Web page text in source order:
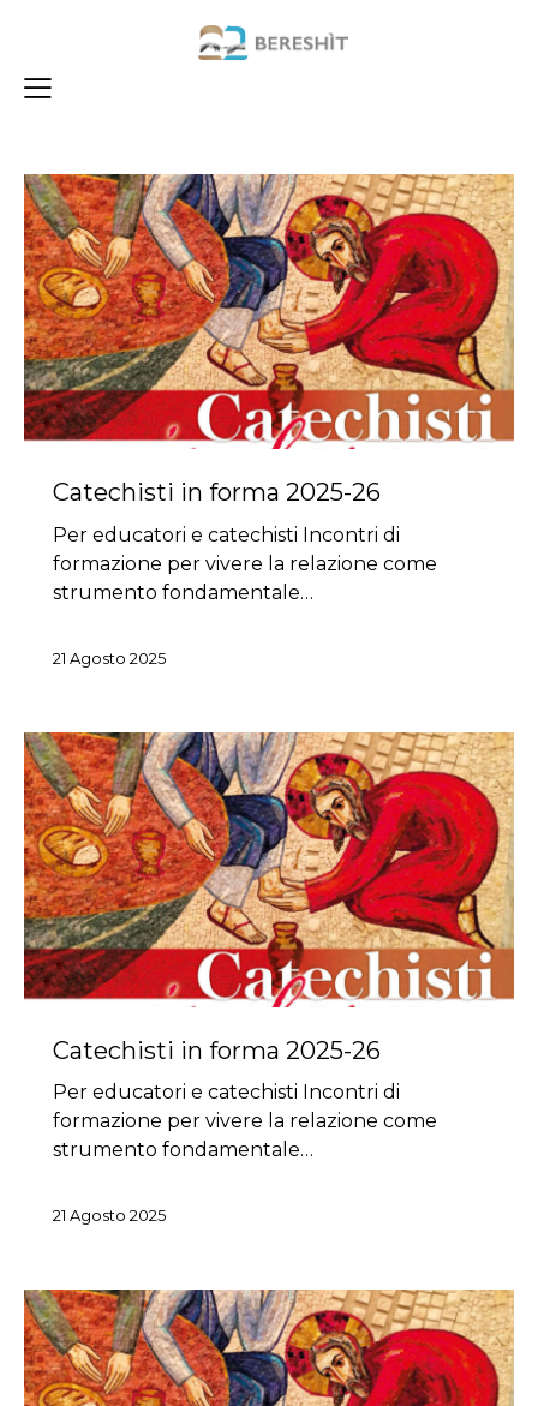
Catechisti in forma 2025-26
Per educatori e catechisti Incontri di
formazione per vivere la relazione come
strumento fondamentale…
21 Agosto 2025
Catechisti in forma 2025-26
Per educatori e catechisti Incontri di
formazione per vivere la relazione come
strumento fondamentale…
21 Agosto 2025